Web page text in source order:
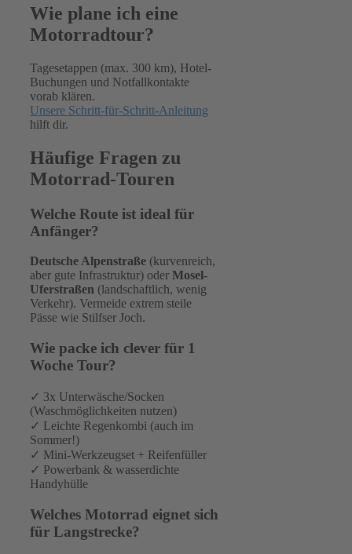
Wie plane ich eine
Motorradtour?
Tagesetappen (max. 300 km), Hotel-
Buchungen und Notfallkontakte
vorab klären.
Unsere Schritt-für-Schritt-Anleitung
hilft dir.
Häufige Fragen zu
Motorrad-Touren
Welche Route ist ideal für
Anfänger?
Deutsche Alpenstraße (kurvenreich,
aber gute Infrastruktur) oder Mosel-
Uferstraßen (landschaftlich, wenig
Verkehr). Vermeide extrem steile
Pässe wie Stilfser Joch.
Wie packe ich clever für 1
Woche Tour?
✓ 3x Unterwäsche/Socken
(Waschmöglichkeiten nutzen)
✓ Leichte Regenkombi (auch im
Sommer!)
✓ Mini-Werkzeugset + Reifenfüller
✓ Powerbank & wasserdichte
Handyhülle
Welches Motorrad eignet sich
für Langstrecke?